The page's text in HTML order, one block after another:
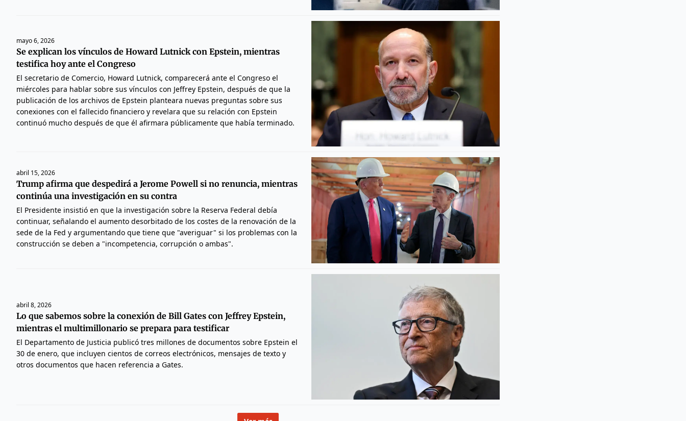
mayo 6, 2026
Se explican los vínculos de Howard Lutnick con Epstein, mientras
testifica hoy ante el Congreso
El secretario de Comercio, Howard Lutnick, comparecerá ante el Congreso el
miércoles para hablar sobre sus vínculos con Jeffrey Epstein, después de que la
publicación de los archivos de Epstein planteara nuevas preguntas sobre sus
conexiones con el fallecido financiero y revelara que su relación con Epstein
continuó mucho después de que él afirmara públicamente que había terminado.
abril 15, 2026
Trump afirma que despedirá a Jerome Powell si no renuncia, mientras
continúa una investigación en su contra
El Presidente insistió en que la investigación sobre la Reserva Federal debía
continuar, señalando el aumento desorbitado de los costes de la renovación de la
sede de la Fed y argumentando que tiene que "averiguar" si los problemas con la
construcción se deben a "incompetencia, corrupción o ambas".
abril 8, 2026
Lo que sabemos sobre la conexión de Bill Gates con Jeffrey Epstein,
mientras el multimillonario se prepara para testificar
El Departamento de Justicia publicó tres millones de documentos sobre Epstein el
30 de enero, que incluyen cientos de correos electrónicos, mensajes de texto y
otros documentos que hacen referencia a Gates.